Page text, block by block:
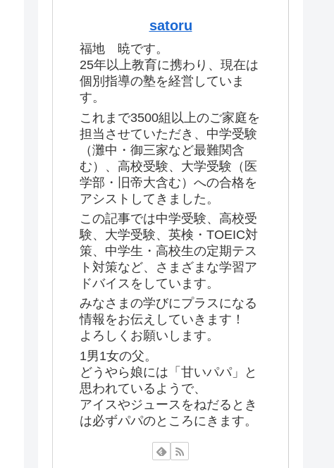
satoru
福地 暁です。
25年以上教育に携わり、現在は
個別指導の塾を経営していま
す。
これまで3500組以上のご家庭を
担当させていただき、中学受験
（灘中・御三家など最難関含
む）、高校受験、大学受験（医
学部・旧帝大含む）への合格を
アシストしてきました。
この記事では中学受験、高校受
験、大学受験、英検・TOEIC対
策、中学生・高校生の定期テス
ト対策など、さまざまな学習ア
ドバイスをしています。
みなさまの学びにプラスになる
情報をお伝えしていきます！
よろしくお願いします。
1男1女の父。
どうやら娘には「甘いパパ」と
思われているようで、
アイスやジュースをねだるとき
は必ずパパのところにきます。